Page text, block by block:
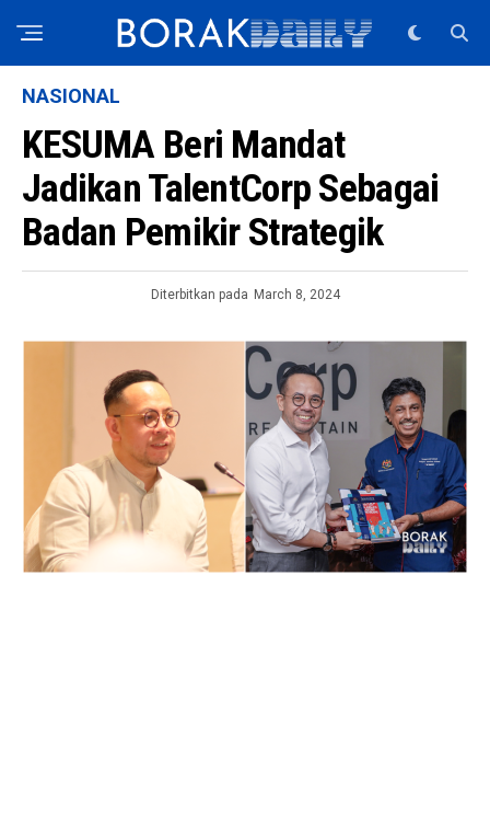
NASIONAL
KESUMA Beri Mandat
Jadikan TalentCorp Sebagai
Badan Pemikir Strategik
Diterbitkan pada March 8, 2024